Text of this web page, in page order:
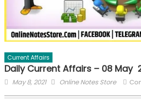
Current Affairs
Daily Current Affairs – 08 May
May 8, 2021 Online Notes Store